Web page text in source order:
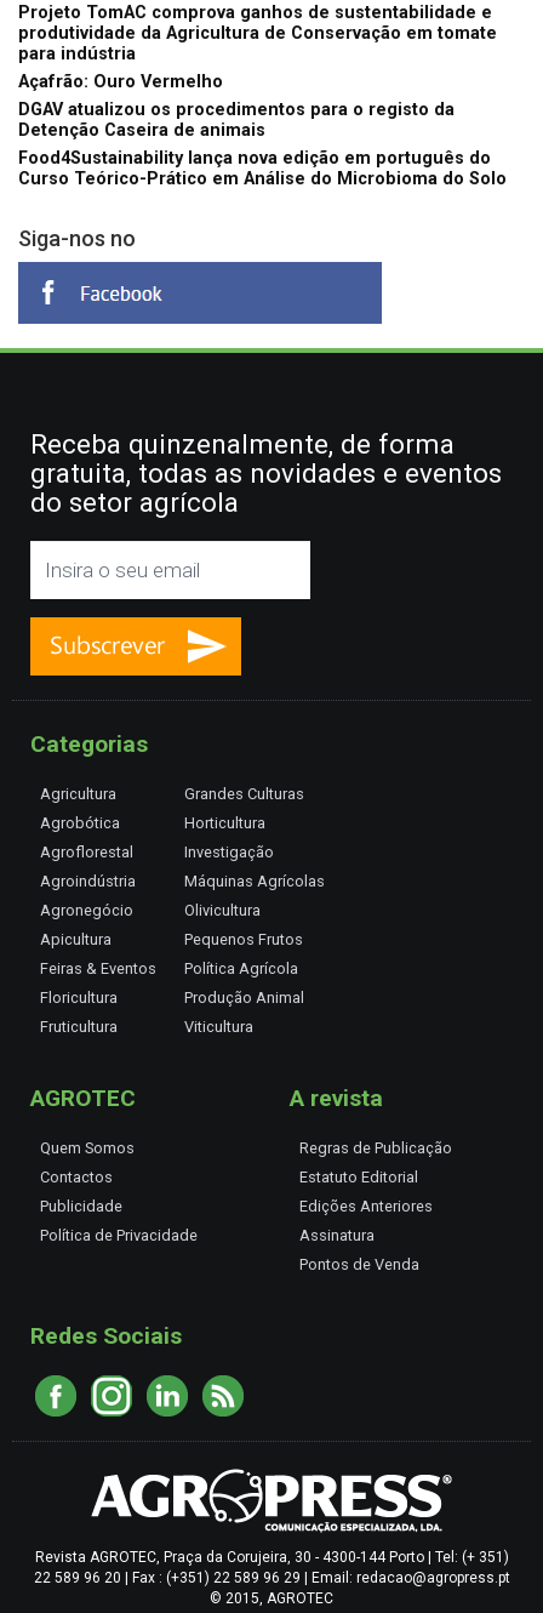
Projeto TomAC comprova ganhos de sustentabilidade e
produtividade da Agricultura de Conservação em tomate
para indústria
Açafrão: Ouro Vermelho
DGAV atualizou os procedimentos para o registo da
Detenção Caseira de animais
Food4Sustainability lança nova edição em português do
Curso Teórico-Prático em Análise do Microbioma do Solo
Siga-nos no
Receba quinzenalmente, de forma
gratuita, todas as novidades e eventos
do setor agrícola
Categorias
Agricultura
Agrobótica
Agroflorestal
Agroindústria
Agronegócio
Apicultura
Feiras & Eventos
Floricultura
Fruticultura
Grandes Culturas
Horticultura
Investigação
Máquinas Agrícolas
Olivicultura
Pequenos Frutos
Política Agrícola
Produção Animal
Viticultura
AGROTEC
Quem Somos
Contactos
Publicidade
Política de Privacidade
A revista
Regras de Publicação
Estatuto Editorial
Edições Anteriores
Assinatura
Pontos de Venda
Redes Sociais
Revista AGROTEC, Praça da Corujeira, 30 - 4300-144 Porto | Tel: (+ 351)
22 589 96 20 | Fax : (+351) 22 589 96 29 | Email: redacao@agropress.pt
© 2015, AGROTEC